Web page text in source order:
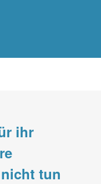
ihr
tun